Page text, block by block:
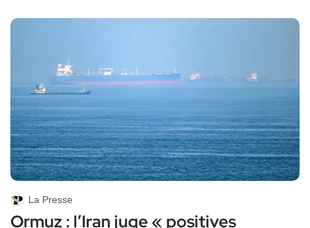
La Presse
Ormuz : l’Iran juge « positives